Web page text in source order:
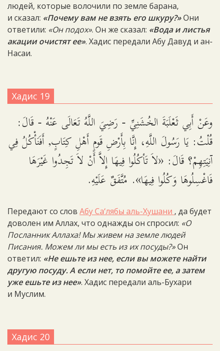
людей, которые волочили по земле барана,
и сказал: «Почему вам не взять его шкуру?»Они
ответили: «Он подох». Он же сказал: «Вода и листья
акации очистят ее». Хадис передали Абу Давуд и ан-
Насаи.
Хадис 19
وعَنْ أَبِي ثَعْلَبَةَ الخُشَنِيِّ - رَضِيَ اللَّهُ تَعَالَى عَنْهُ - قَالَ:
قُلْتُ: يَا رَسُولَ اللَّهِ، إِنَّا بِأَرْضِ قَومٍ أَهْلِ كِتَابٍ, أَفَنَأْكُلُ فِي
آنِيَتِهِمْ؟ قَالَ: «لاَ تَأكُلُوا فِيهَا إِلاَّ أَنْ لاَ تَجِدُوا غَيْرَهَا
فَاغْسِلُوهَا وَكُلُوا فِيهَا». مُتَّفَقٌ عَلَيْهِ.
Передают со слов Абу Са‘лябы аль-Хушани , да будет
доволен им Аллах, что однажды он спросил: «О
Посланник Аллаха! Мы живем на земле людей
Писания. Можем ли мы есть из их посуды?»Он
ответил: «Не ешьте из нее, если вы можете найти
другую посуду. А если нет, то помойте ее, а затем
уже ешьте из нее». Хадис передали аль-Бухари
и Муслим.
Хадис 20